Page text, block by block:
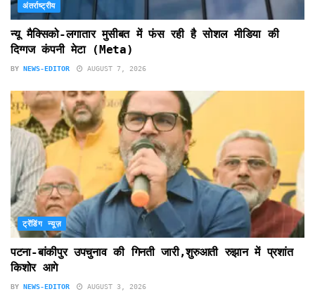
अंतर्राष्ट्रीय
न्यू मैक्सिको-लगातार मुसीबत में फंस रही है सोशल मीडिया की
दिग्गज कंपनी मेटा (Meta)
BY NEWS-EDITOR AUGUST 7, 2026
ट्रेंडिंग न्यूज़
पटना-बांकीपुर उपचुनाव की गिनती जारी,शुरुआती रुझान में प्रशांत
किशोर आगे
BY NEWS-EDITOR AUGUST 3, 2026